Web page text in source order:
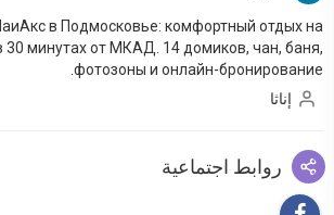
в Подмосковье: комфортный отдых на
минутах от МКАД. 14 домиков, чан, баня,
фотозоны и онлайн-бронирование.
إناثا
روابط اجتماعية